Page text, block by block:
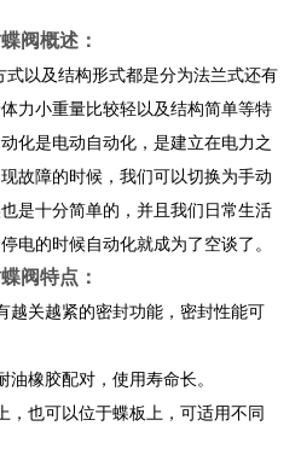
阀概述：
式以及结构形式都是分为法兰式还有
力小重量比较轻以及结构简单等特
化是电动自动化，是建立在电力之
故障的时候，我们可以切换为手动
是十分简单的，并且我们日常生活
电的时候自动化就成为了空谈了。
阀​​特点：
越关越紧的密封功能，密封性能可
橡胶配对，使用寿命长。
，也可以位于蝶板上，可适用不同